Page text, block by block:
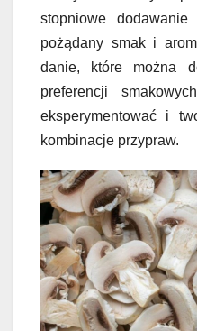
stopniowe
pożądany smak i
danie, które można
preferencji
eksperymentować i
kombinacje przypraw.